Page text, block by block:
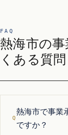
FAQ
熱海市の
くある質問
熱海市で事業
ですか？